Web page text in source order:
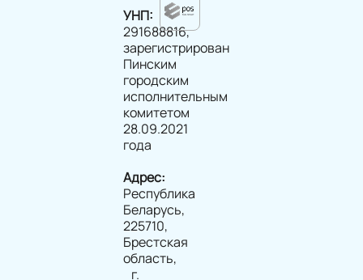
УНП:
291688816,
зарегистрирован
Пинским
городским
исполнительным
комитетом
28.09.2021
года
Адрес:
Республика
Беларусь,
225710,
Брестская
область,
г.